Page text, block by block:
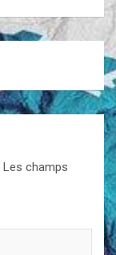
Les champs